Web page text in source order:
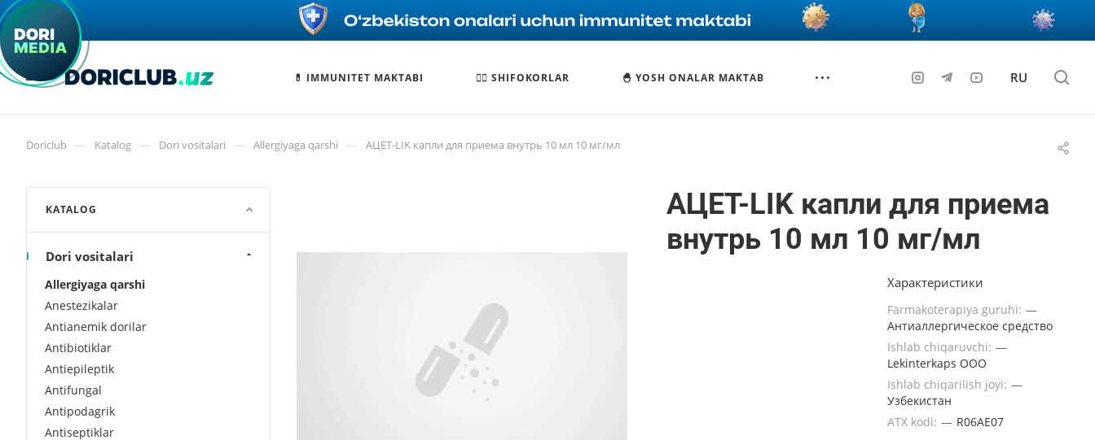
💊 IMMUNITET MAKTABI 🧑‍⚕️ SHIFOKORLAR 🐣 YOSH ONALAR MAKTAB RU
Doriclub — Katalog — Dori vositalari — Allergiyaga qarshi — АЦЕТ-LIK капли для приема внутрь 10 мл 10 мг/мл
АЦЕТ-LIK капли для приема
внутрь 10 мл 10 мг/мл
Характеристики
Farmakoterapiya guruhi: —
Антиаллергическое средство
Ishlab chiqaruvchi: —
Lekinterkaps ООО
Ishlab chiqarilish joyi: —
Узбекистан
ATX kodi: — R06AE07
KATALOG
Dori vositalari
Allergiyaga qarshi
Anestezikalar
Antianemik dorilar
Antibiotiklar
Antiepileptik
Antifungal
Antipodagrik
Antiseptiklar